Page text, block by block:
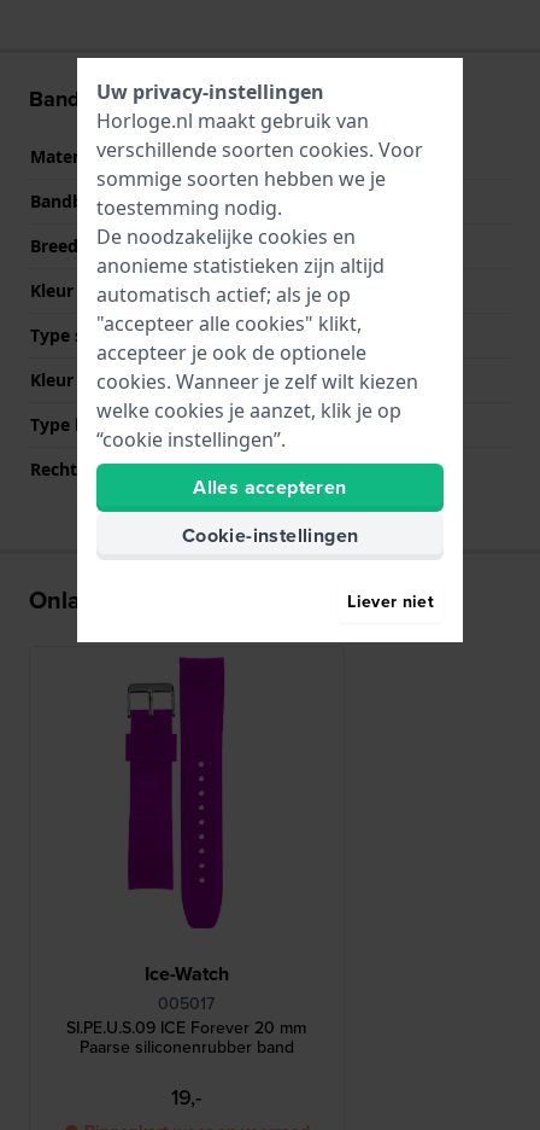
Band informatie
Materiaal Band
Siliconen
Bandbreedte
20 mm
Breedte bandaanzet
20 mm
Kleur Band
Paars
Type sluiting
Gesp
Kleur sluiting
Zilver
Type bevestiging
Bandpennen
Rechte bandaanzet
Nee
Onlangs bekeken
Ice-Watch
005017
SI.PE.U.S.09 ICE Forever 20 mm
Paarse siliconenrubber band
19,-
Uw privacy-instellingen
Horloge.nl maakt gebruik van
verschillende soorten cookies. Voor
sommige soorten hebben we je
toestemming nodig.
De noodzakelijke cookies en
anonieme statistieken zijn altijd
automatisch actief; als je op
"accepteer alle cookies" klikt,
accepteer je ook de optionele
cookies. Wanneer je zelf wilt kiezen
welke cookies je aanzet, klik je op
“cookie instellingen”.
Alles accepteren
Cookie-instellingen
Liever niet